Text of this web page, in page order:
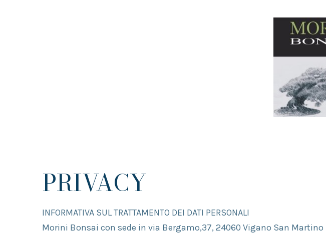
PRIVACY
INFORMATIVA SUL TRATTAMENTO DEI DATI PERSONALI
Morini Bonsai con sede in via Bergamo,37, 24060 Vigano San